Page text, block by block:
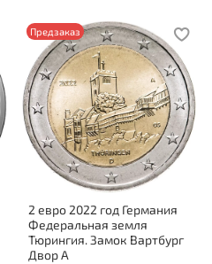
Предзаказ
2 евро 2022 год Германия
Федеральная земля
Тюрингия. Замок Вартбург
Двор A